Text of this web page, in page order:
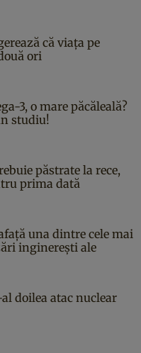
că viața pe
ori
3, o mare păcăleală?
studiu!
păstrate la rece,
prima dată
una dintre cele mai
inginerești ale
doilea atac nuclear